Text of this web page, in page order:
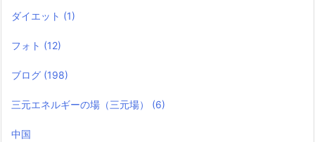
ダイエット (1)
フォト (12)
ブログ (198)
三元エネルギーの場（三元場） (6)
中国